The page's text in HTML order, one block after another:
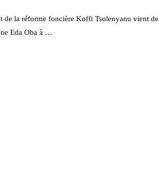
de la réforme foncière Koffi Tsolenyanu vient
Eda Oba à …